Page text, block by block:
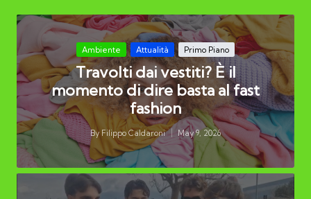
Posted
in
Ambiente Attualità Primo Piano
Travolti dai vestiti? È il
momento di dire basta al fast
fashion
Posted
by
By Filippo Caldaroni May 9, 2026